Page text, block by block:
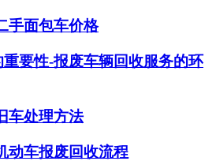
手面包车价格
要性-报废车辆回收服务的环
车处理方法
动车报废回收流程